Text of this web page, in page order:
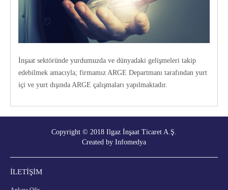
İnşaat sektöründe yurdumuzda ve dünyadaki gelişmeleri takip
edebilmek amacıyla; firmamız ARGE Departmanı tarafından yurt
içi ve yurt dışında ARGE çalışmaları yapılmaktadır.
Copyright © 2018 Ilgaz İnşaat Ticaret A.Ş.
Created by Infomedya
İLETİŞİM